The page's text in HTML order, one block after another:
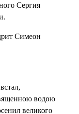
Сергия
Симеон
водою
великого